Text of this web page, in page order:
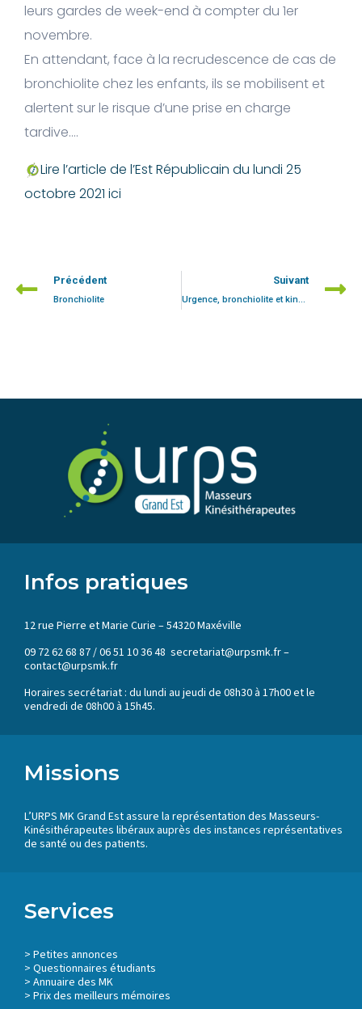
leurs gardes de week-end à compter du 1er
novembre.
En attendant, face à la recrudescence de cas de
bronchiolite chez les enfants, ils se mobilisent et
alertent sur le risque d’une prise en charge
tardive….
Lire l’article de l’Est Républicain du lundi 25
octobre 2021 ici
Précédent
Bronchiolite
Suivant
Infos pratiques
12 rue Pierre et Marie Curie – 54320 Maxéville
09 72 62 68 87 / 06 51 10 36 48 secretariat@urpsmk.fr –
contact@urpsmk.fr
Horaires secrétariat : du lundi au jeudi de 08h30 à 17h00 et le
vendredi de 08h00 à 15h45.
Missions
L’URPS MK Grand Est assure la représentation des Masseurs-
Kinésithérapeutes libéraux auprès des instances représentatives
de santé ou des patients.
Services
> Petites annonces
> Questionnaires étudiants
> Annuaire des MK
> Prix des meilleurs mémoires